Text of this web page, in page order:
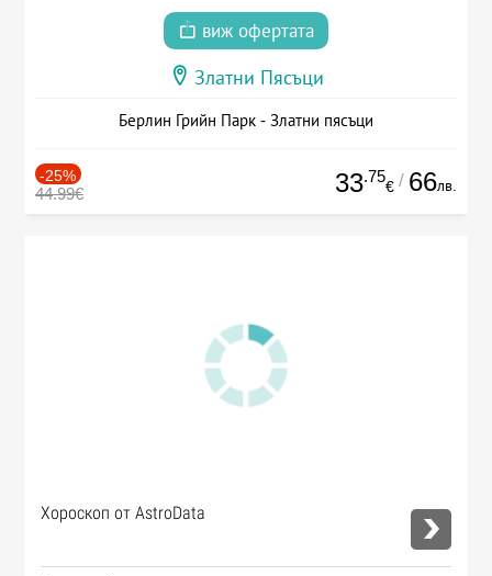
виж офертата
Златни Пясъци
Берлин Грийн Парк - Златни пясъци
-25%
44.99€ 33.75
€ / 66лв.
Хороскоп от AstroData